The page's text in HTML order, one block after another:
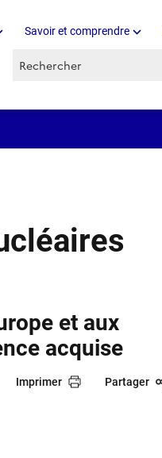
Savoir et comprendre
Recherche par mots clés
et aux
acquise
Imprimer Partager